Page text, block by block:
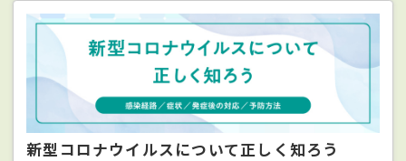
新型コロナウイルスについて正しく知ろう